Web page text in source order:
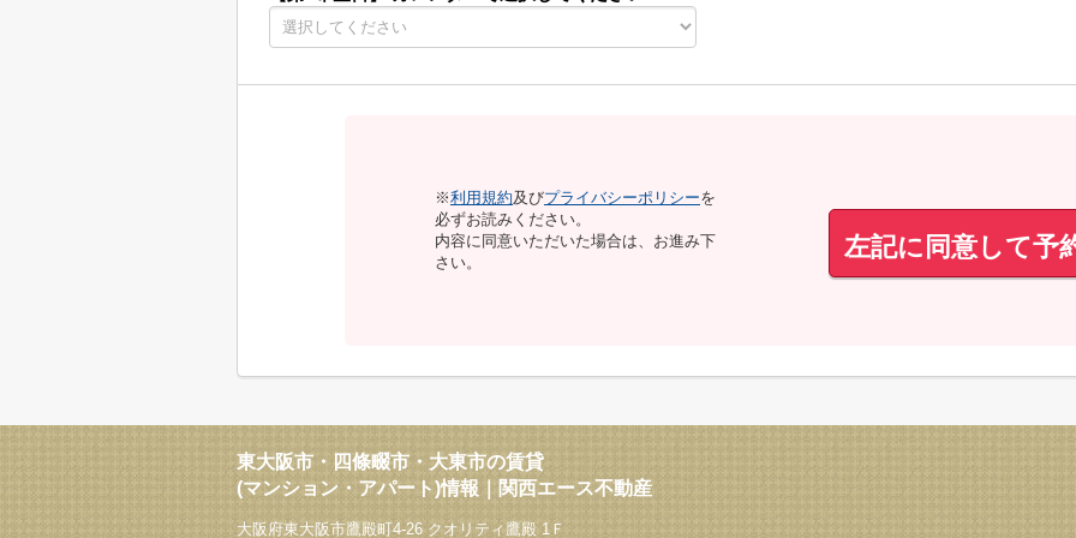
※利用規約及びプライバシーポリシーを
必ずお読みください。
内容に同意いただいた場合は、お進み下
さい。
左記に同意して予
東大阪市・四條畷市・大東市の賃貸
(マンション・アパート)情報｜関西エース不動産
大阪府東大阪市鷹殿町4-26 クオリティ鷹殿 1Ｆ